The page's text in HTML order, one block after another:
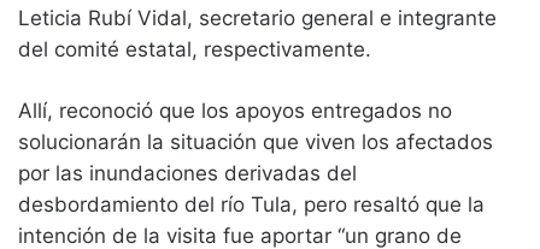
Leticia Rubí Vidal, secretario general e integrante
del comité estatal, respectivamente.
Allí, reconoció que los apoyos entregados no
solucionarán la situación que viven los afectados
por las inundaciones derivadas del
desbordamiento del río Tula, pero resaltó que la
intención de la visita fue aportar “un grano de